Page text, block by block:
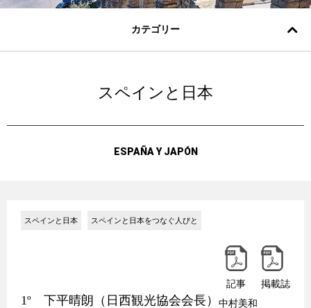
カテゴリー
スペインと日本
ESPAÑA Y JAPÓN
スペインと日本 スペインと日本をつなぐ人びと
記事 掲載誌
1º 下平晴朗（日西観光協会会長） 中村美和